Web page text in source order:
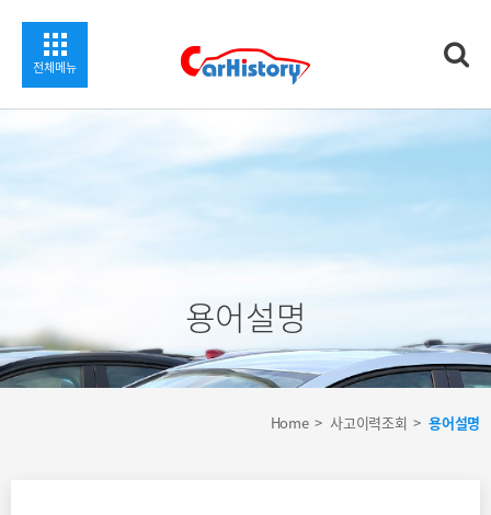
전체메뉴
용어설명
Home 사고이력조회 용어설명